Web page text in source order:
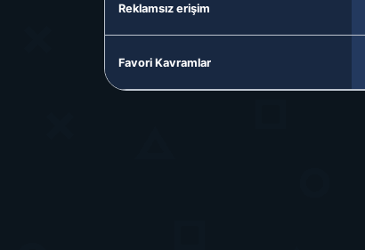
Reklamsız erişim
Favori Kavramlar